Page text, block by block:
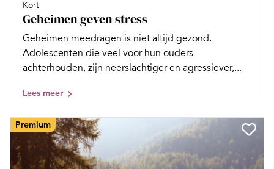
Kort
Geheimen geven stress
Geheimen meedragen is niet altijd gezond.
Adolescenten die veel voor hun ouders
achterhouden, zijn neerslachtiger en agressiever,...
Lees meer
Premium